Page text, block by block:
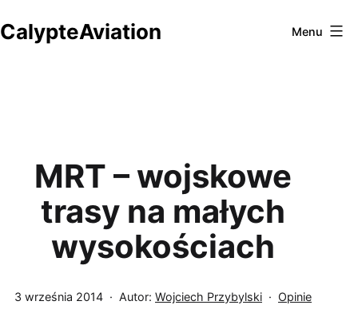
do
CalypteAviation Menu
MRT – wojskowe
trasy na małych
wysokościach
Opublikowano
3 września 2014 Autor: Wojciech Przybylski
Umieszczono
Opinie